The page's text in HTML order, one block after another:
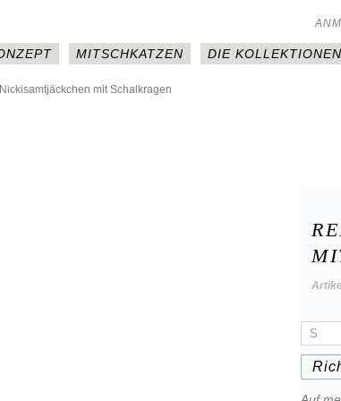
MITSCHKATZEN DIE KOLLEKTIONEN
mit Schalkragen